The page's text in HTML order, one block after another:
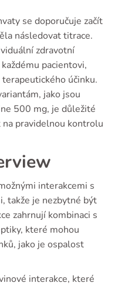
se doporučuje začít
následovat titrace.
zdravotní
pacientovi,
účinku.
jako jsou
500 mg, je důležité
pravidelnou kontrolu
interakcemi s
takže je nezbytné být
zahrnují kombinaci s
které mohou
jako je ospalost
interakce, které